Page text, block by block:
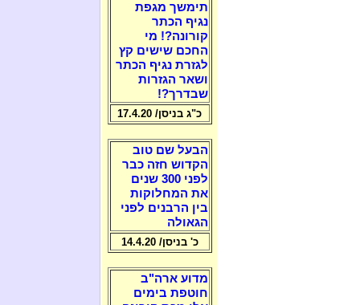
תימשך מגפת
נגיף הכתר
קורונה?! מי
החכם שישים קץ
לגזרת נגיף הכתר
ושאר הגזרות
שבדרך?!
כ"ג בניסן/ 17.4.20
הבעל שם טוב
הקדוש חזה כבר
לפני 300 שנים
את המחלוקות
בין הרבנים לפני
הגאולה
כ' בניסן/ 14.4.20
מדוע ארה"ב
חוטפת בימים